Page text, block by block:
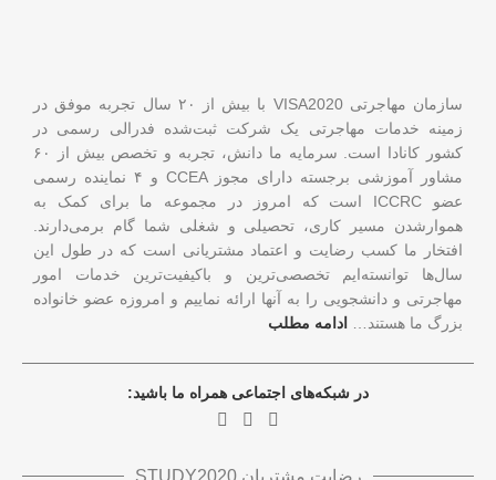
سازمان مهاجرتی VISA2020 با بیش از ۲۰ سال تجربه موفق در
زمینه خدمات مهاجرتی یک شرکت ثبت‌شده فدرالی رسمی در
کشور کانادا است. سرمایه ما دانش، تجربه و تخصص بیش از ۶۰
مشاور آموزشی برجسته دارای مجوز CCEA و ۴ نماینده رسمی
عضو ICCRC است که امروز در مجموعه ما برای کمک به
هموارشدن مسیر کاری، تحصیلی و شغلی شما گام برمی‌دارند.
افتخار ما کسب رضایت و اعتماد مشتریانی است که در طول این
سال‌ها توانسته‌ایم تخصصی‌ترین و باکیفیت‌ترین خدمات امور
مهاجرتی و دانشجویی را به آنها ارائه نماییم و امروزه عضو خانواده
بزرگ ما هستند… ادامه مطلب
در شبکه‌های اجتماعی همراه ما باشید:
رضایت مشتریان STUDY2020